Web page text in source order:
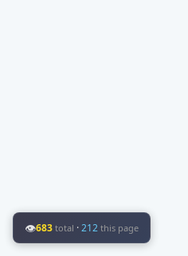
👁683 total ·212 this page